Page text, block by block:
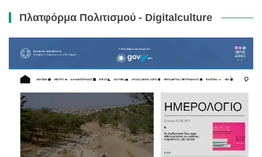
Πλατφόρμα Πολιτισμού - Digitalculture